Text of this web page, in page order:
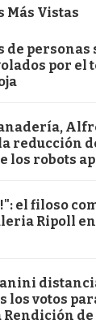
Más Vistas
de personas
por el
reducción
los robots
el filoso
Ripoll
los votos
de